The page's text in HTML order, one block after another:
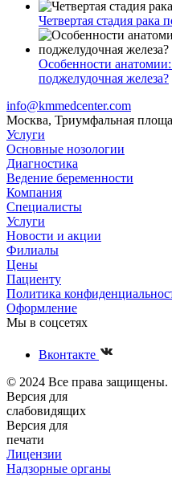
Четвертая стадия рака
Особенности анатомии:
поджелудочная железа?
info@kmmedcenter.com
Москва, Триумфальная
Услуги
Основные нозологии
Диагностика
Ведение беременности
Компания
Специалисты
Услуги
Новости и акции
Филиалы
Цены
Пациенту
Политика
Оформление
Мы в соцсетях
Вконтакте
© 2024 Все права защищены.
Версия для
слабовидящих
Версия для
печати
Лицензии
Надзорные органы